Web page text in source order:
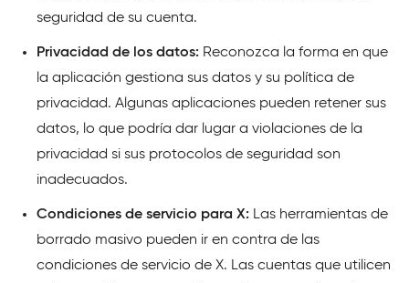
seguridad de su cuenta.
Privacidad de los datos: Reconozca la forma en que
la aplicación gestiona sus datos y su política de
privacidad. Algunas aplicaciones pueden retener sus
datos, lo que podría dar lugar a violaciones de la
privacidad si sus protocolos de seguridad son
inadecuados.
Condiciones de servicio para X: Las herramientas de
borrado masivo pueden ir en contra de las
condiciones de servicio de X. Las cuentas que utilicen